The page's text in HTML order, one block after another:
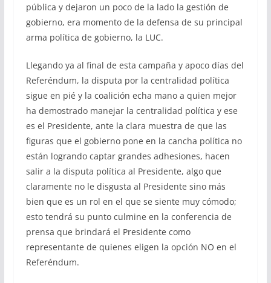
pública y dejaron un poco de la lado la gestión de
gobierno, era momento de la defensa de su principal
arma política de gobierno, la LUC.
Llegando ya al final de esta campaña y apoco días del
Referéndum, la disputa por la centralidad política
sigue en pié y la coalición echa mano a quien mejor
ha demostrado manejar la centralidad política y ese
es el Presidente, ante la clara muestra de que las
figuras que el gobierno pone en la cancha política no
están logrando captar grandes adhesiones, hacen
salir a la disputa política al Presidente, algo que
claramente no le disgusta al Presidente sino más
bien que es un rol en el que se siente muy cómodo;
esto tendrá su punto culmine en la conferencia de
prensa que brindará el Presidente como
representante de quienes eligen la opción NO en el
Referéndum.